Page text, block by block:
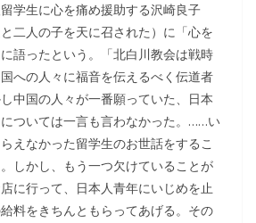
学生に心を痛め援助する沢崎良子
と二人の子を天に召された）に「心を
語ったという。「北白川教会は戦時
への人々に福音を伝えるべく伝道者
中国の人々が一番願っていた、日本
ついては一言も言わなかった。……い
えなかった留学生のお世話をするこ
しかし、もう一つ欠けていることが
に行って、日本人青年にいじめを止
料をきちんともらってあげる。その